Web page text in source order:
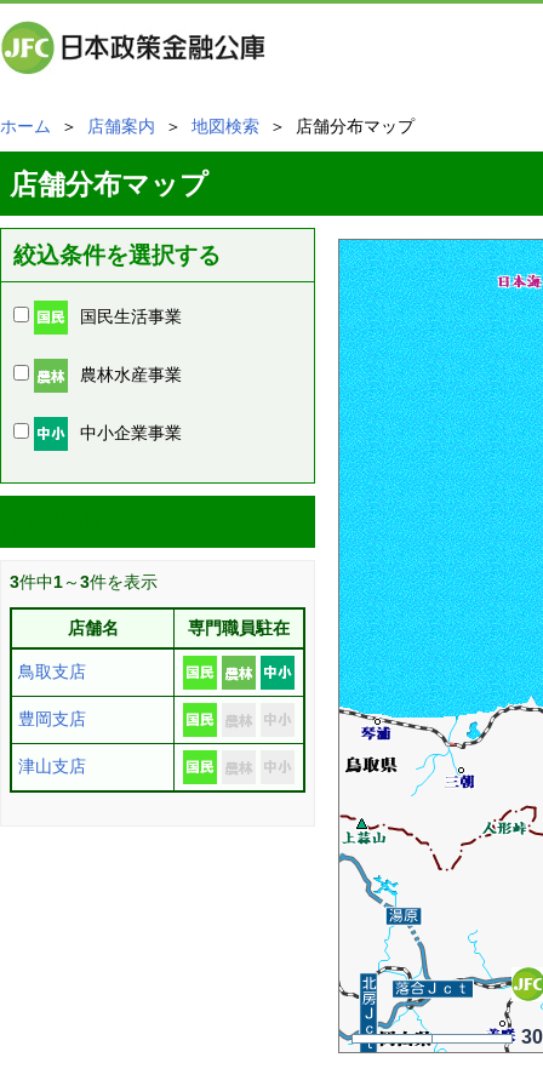
ホーム ＞ 店舗案内 ＞ 地図検索 ＞ 店舗分布マップ
店舗分布マップ
絞込条件を選択する
国民生活事業
農林水産事業
中小企業事業
3件中1～3件を表示
店舗名 専門職員駐在
鳥取支店
豊岡支店
津山支店